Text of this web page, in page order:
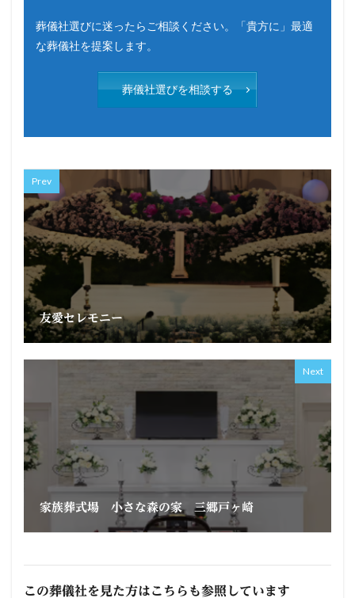
葬儀社選びに迷ったらご相談ください。「貴方に」最適
な葬儀社を提案します。
葬儀社選びを相談する
Prev
友愛セレモニー
Next
家族葬式場 小さな森の家 三郷戸ヶ崎
この葬儀社を見た方はこちらも参照しています